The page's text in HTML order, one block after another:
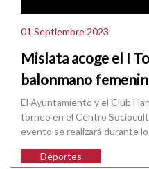
01 Septiembre 2023
Mislata acoge el I
balonmano
El Ayuntamiento y el Club
torneo en el Centro
evento se realizará durante
Deportes